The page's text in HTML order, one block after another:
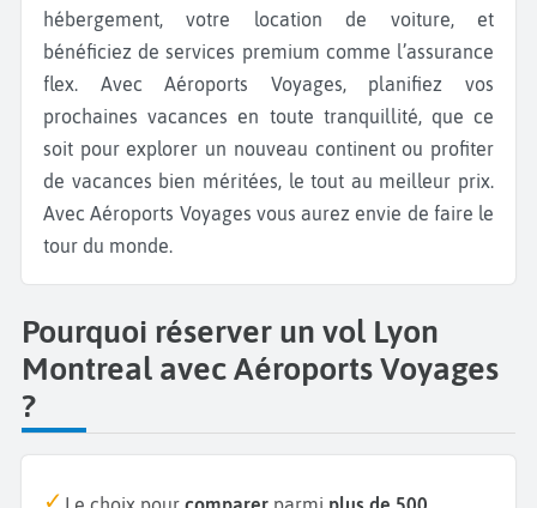
hébergement, votre location de voiture, et
bénéficiez de services premium comme l’assurance
flex. Avec Aéroports Voyages, planifiez vos
prochaines vacances en toute tranquillité, que ce
soit pour explorer un nouveau continent ou profiter
de vacances bien méritées, le tout au meilleur prix.
Avec Aéroports Voyages vous aurez envie de faire le
tour du monde.
Pourquoi réserver un vol Lyon
Montreal avec Aéroports Voyages
?